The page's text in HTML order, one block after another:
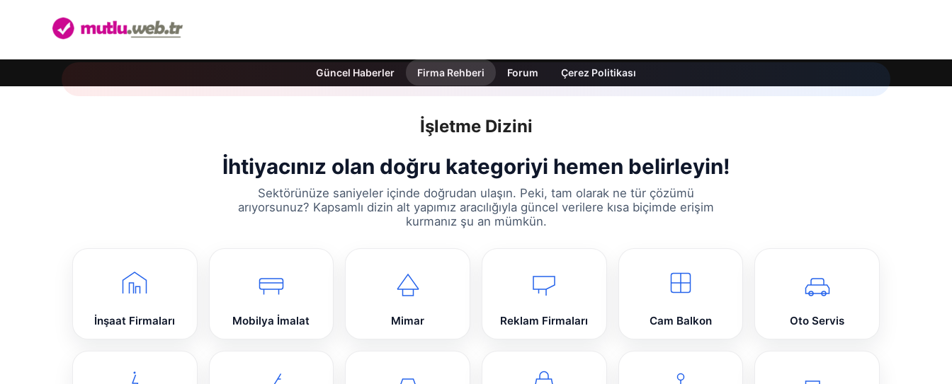
Güncel Haberler Firma Rehberi Forum Çerez Politikası
İşletme Dizini
İhtiyacınız olan doğru kategoriyi hemen belirleyin!
Sektörünüze saniyeler içinde doğrudan ulaşın. Peki, tam olarak ne tür çözümü
arıyorsunuz? Kapsamlı dizin alt yapımız aracılığıyla güncel verilere kısa biçimde erişim
kurmanız şu an mümkün.
İnşaat Firmaları Mobilya İmalat Mimar Reklam Firmaları Cam Balkon Oto Servis